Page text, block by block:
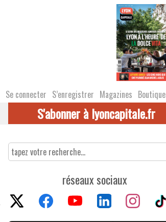
Se connecter S’enregistrer Magazines Boutique
S'abonner à lyoncapitale.fr
réseaux sociaux